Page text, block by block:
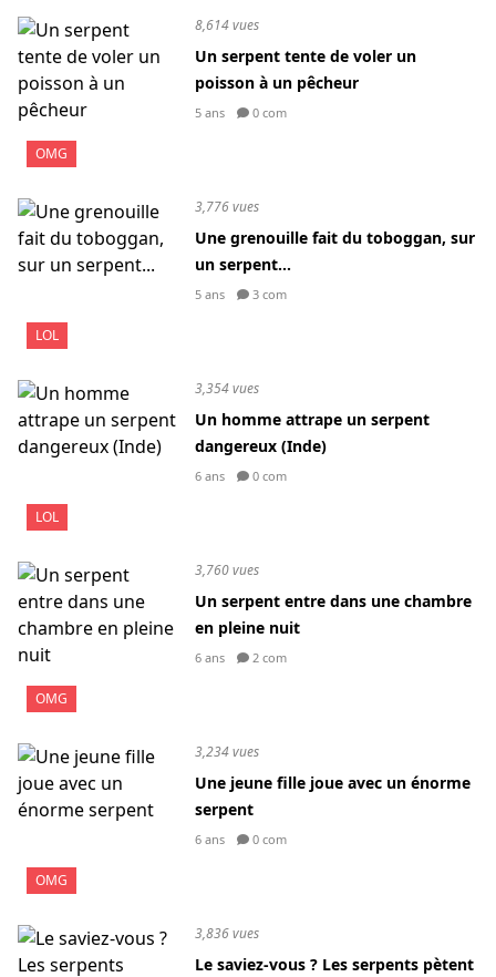
OMG
8,614 vues
Un serpent tente de voler un
poisson à un pêcheur
5 ans 0 com
LOL
3,776 vues
Une grenouille fait du toboggan, sur
un serpent...
5 ans 3 com
LOL
3,354 vues
Un homme attrape un serpent
dangereux (Inde)
6 ans 0 com
OMG
3,760 vues
Un serpent entre dans une chambre
en pleine nuit
6 ans 2 com
OMG
3,234 vues
Une jeune fille joue avec un énorme
serpent
6 ans 0 com
3,836 vues
Le saviez-vous ? Les serpents pètent